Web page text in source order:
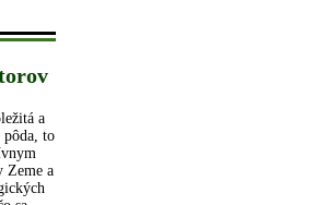
a
pôda, to
Zeme a